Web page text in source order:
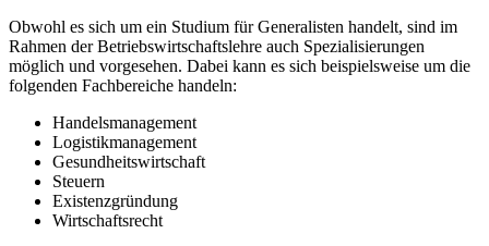
Obwohl es sich um ein Studium für Generalisten handelt, sind im
Rahmen der Betriebswirtschaftslehre auch Spezialisierungen
möglich und vorgesehen. Dabei kann es sich beispielsweise um die
folgenden Fachbereiche handeln:
Handelsmanagement
Logistikmanagement
Gesundheitswirtschaft
Steuern
Existenzgründung
Wirtschaftsrecht